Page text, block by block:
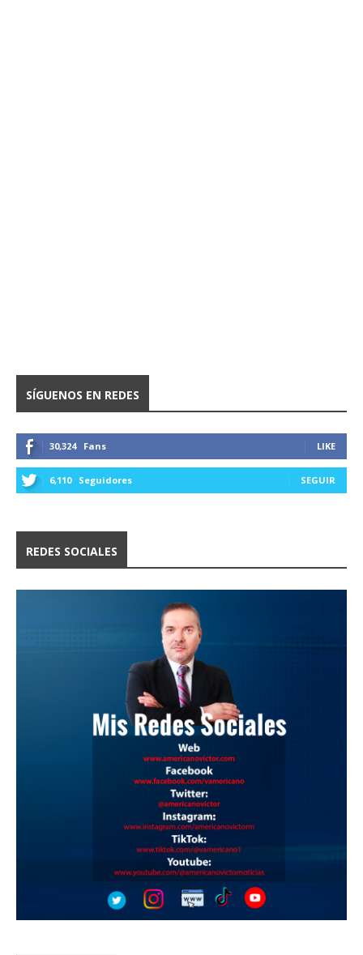
SÍGUENOS EN REDES
30,324 Fans LIKE
6,110 Seguidores SEGUIR
REDES SOCIALES